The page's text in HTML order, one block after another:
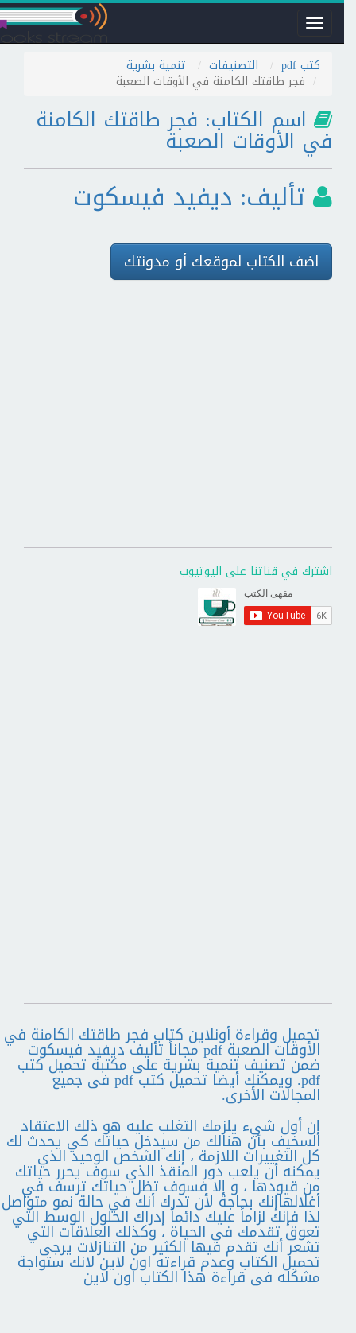
Toggle
navigation
كتب pdf
التصنيفات تنمية بشرية
فجر طاقتك الكامنة في الأوقات الصعبة
اسم الكتاب: فجر طاقتك الكامنة
في الأوقات الصعبة
تأليف: ديفيد فيسكوت
اضف الكتاب لموقعك أو مدونتك
اشترك في قناتنا على اليوتيوب
تحميل وقراءة أونلاين كتاب فجر طاقتك الكامنة في
الأوقات الصعبة pdf مجاناً تأليف ديفيد فيسكوت
ضمن تصنيف تنمية بشرية على مكتبة تحميل كتب
pdf. ويمكنك أيضا تحميل كتب pdf فى جميع
المجالات الأخرى.
إن أول شيء يلزمك التغلب عليه هو ذلك الاعتقاد
السخيف بأن هنالك من سيدخل حياتك كي يحدث لك
كل التغييرات اللازمة ، إنك الشخص الوحيد الذي
يمكنه أن يلعب دور المنقذ الذي سوف يحرر حياتك
من قيودها ، و إلا فسوف تظل حياتك ترسف في
أغلالهاإنك بحاجة لأن تدرك أنك في حالة نمو متواصل
لذا فإنك لزاماً عليك دائماً إدراك الحلول الوسط التي
تعوق تقدمك في الحياة ، وكذلك العلاقات التي
تشعر أنك تقدم فيها الكثير من التنازلات يرجى
تحميل الكتاب وعدم قراءته اون لاين لانك ستواجة
مشكله فى قراءة هذا الكتاب اون لاين